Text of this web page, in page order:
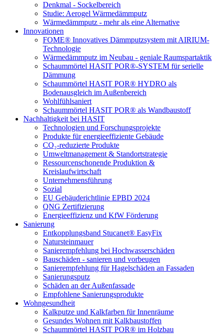
Denkmal - Sockelbereich
Studie: Aerogel Wärmedämmputz
Wärmedämmputz - mehr als eine Alternative
Innovationen
FOME® Innovatives Dämmputzsystem mit AIRIUM-
Technologie
Wärmedämmputz im Neubau - geniale Raumspartaktik
Schaummörtel HASIT POR®-SYSTEM für serielle
Dämmung
Schaummörtel HASIT POR® HYDRO als
Bodenausgleich im Außenbereich
Wohlfühlsaniert
Schaummörtel HASIT POR® als Wandbaustoff
Nachhaltigkeit bei HASIT
Technologien und Forschungsprojekte
Produkte für energieeffiziente Gebäude
CO₂-reduzierte Produkte
Umweltmanagement & Standortstrategie
Ressourcenschonende Produktion &
Kreislaufwirtschaft
Unternehmensführung
Sozial
EU Gebäuderichtlinie EPBD 2024
QNG Zertifizierung
Energieeffizienz und KfW Förderung
Sanierung
Entkopplungsband Stucanet® EasyFix
Natursteinmauer
Sanierempfehlung bei Hochwasserschäden
Bauschäden - sanieren und vorbeugen
Sanierempfehlung für Hagelschäden an Fassaden
Sanierungsputz
Schäden an der Außenfassade
Empfohlene Sanierungsprodukte
Wohngesundheit
Kalkputze und Kalkfarben für Innenräume
Gesundes Wohnen mit Kalkbaustoffen
Schaummörtel HASIT POR® im Holzbau